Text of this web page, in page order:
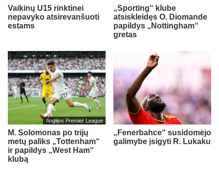
Vaikinų U15 rinktinei
nepavyko atsirevanšuoti
estams
„Sporting“ klube
atsiskleidęs O. Diomande
papildys „Nottingham“
gretas
Anglijos Premier League
M. Solomonas po trijų
metų paliks „Tottenham“
ir papildys „West Ham“
klubą
„Fenerbahce“ susidomėjo
galimybe įsigyti R. Lukaku